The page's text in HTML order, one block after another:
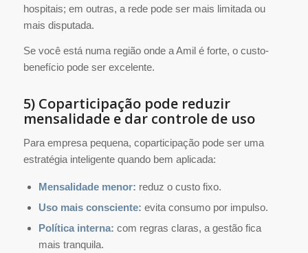
hospitais; em outras, a rede pode ser mais limitada ou
mais disputada.
Se você está numa região onde a Amil é forte, o custo-
benefício pode ser excelente.
5) Coparticipação pode reduzir
mensalidade e dar controle de uso
Para empresa pequena, coparticipação pode ser uma
estratégia inteligente quando bem aplicada:
Mensalidade menor: reduz o custo fixo.
Uso mais consciente: evita consumo por impulso.
Política interna: com regras claras, a gestão fica
mais tranquila.